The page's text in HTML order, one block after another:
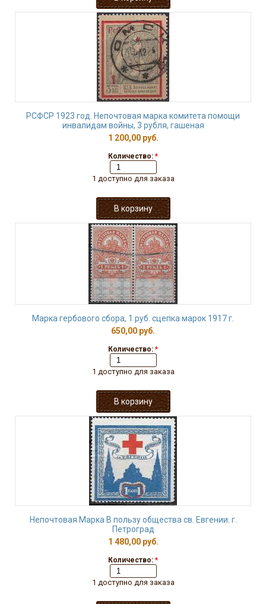
РСФСР 1923 год. Непочтовая марка комитета помощи
инвалидам войны, 3 рубля, гашеная
1 200,00 руб.
Количество: *
1 доступно для заказа
Марка гербового сбора, 1 руб. сцепка марок 1917 г.
650,00 руб.
Количество: *
1 доступно для заказа
Непочтовая Марка В пользу общества св. Евгении. г.
Петроград
1 480,00 руб.
Количество: *
1 доступно для заказа